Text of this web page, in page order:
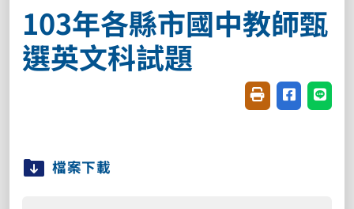
103年各縣市國中教師甄
選英文科試題
友善列印(開新視
分享至臉書
分享
檔案下載